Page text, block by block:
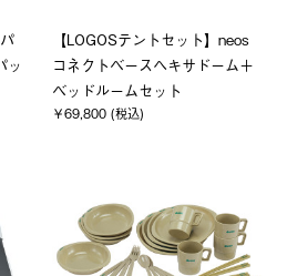
ッ
【LOGOSテントセット】neos
コネクトベースヘキサドーム＋
ベッドルームセット
￥69,800 (税込)